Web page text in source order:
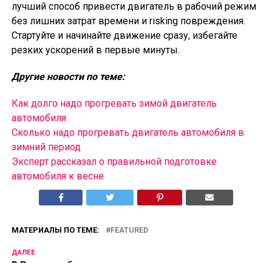
лучший способ привести двигатель в рабочий режим
без лишних затрат времени и risking повреждения.
Стартуйте и начинайте движение сразу, избегайте
резких ускорений в первые минуты.
Другие новости по теме:
Как долго надо прогревать зимой двигатель
автомобиля
Сколько надо прогревать двигатель автомобиля в
зимний период
Эксперт рассказал о правильной подготовке
автомобиля к весне
МАТЕРИАЛЫ ПО ТЕМЕ: FEATURED
ДАЛЕЕ